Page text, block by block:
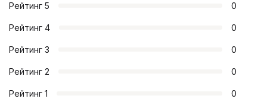
Рейтинг 5 0
Рейтинг 4 0
Рейтинг 3 0
Рейтинг 2 0
Рейтинг 1 0